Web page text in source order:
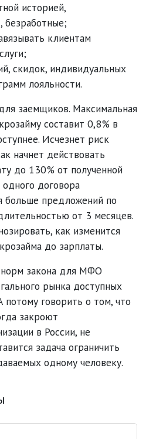
историей,
безработные;
клиентам
скидок, индивидуальных
лояльности.
заемщиков. Максимальная
составит 0,8% в
Исчезнет риск
начнет действовать
до 130% от полученной
договора
больше предложений по
от 3 месяцев.
как изменится
до зарплаты.
закона для МФО
рынка доступных
потому говорить о том, что
закроют
в России, не
задача ограничить
одному человеку.